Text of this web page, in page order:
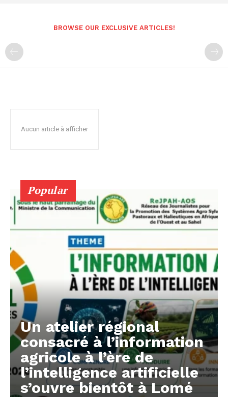
BROWSE OUR EXCLUSIVE ARTICLES!
Aucun article à afficher
Popular
Un atelier régional
consacré à l’information
agricole à l’ère de
l’intelligence artificielle
s’ouvre bientôt à Lomé